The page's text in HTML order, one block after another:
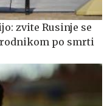
zvite Rusinje se
po smrti